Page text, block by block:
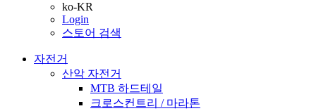
ko-KR
Login
스토어 검색
자전거
산악 자전거
MTB 하드테일
크로스컨트리 / 마라톤